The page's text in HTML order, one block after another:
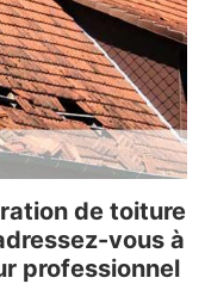
de toiture
vous à
professionnel